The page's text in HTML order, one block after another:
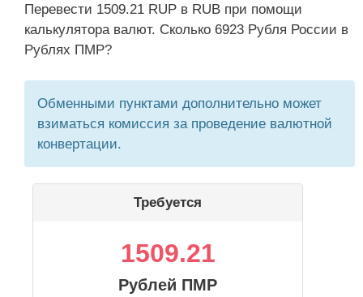
Перевести 1509.21 RUP в RUB при помощи
калькулятора валют. Сколько 6923 Рубля России в
Рублях ПМР?
Обменными пунктами дополнительно может
взиматься комиссия за проведение валютной
конвертации.
Требуется
1509.21
Рублей ПМР